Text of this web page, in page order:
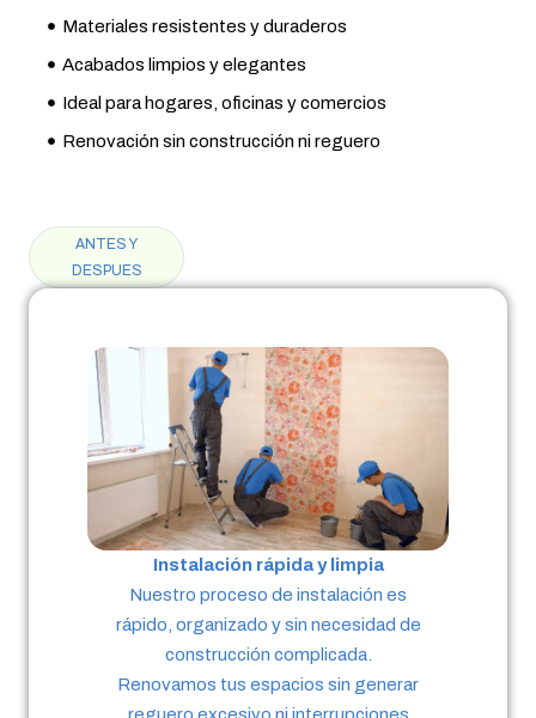
Materiales resistentes y duraderos
Acabados limpios y elegantes
Ideal para hogares, oficinas y comercios
Renovación sin construcción ni reguero
ANTES Y
DESPUES
Instalación rápida y limpia
Nuestro proceso de instalación es
rápido, organizado y sin necesidad de
construcción complicada.
Renovamos tus espacios sin generar